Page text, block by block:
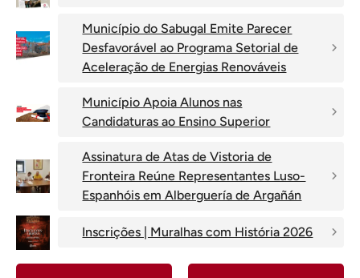
Município do Sabugal Emite Parecer
Desfavorável ao Programa Setorial de
Aceleração de Energias Renováveis
Município Apoia Alunos nas
Candidaturas ao Ensino Superior
Assinatura de Atas de Vistoria de
Fronteira Reúne Representantes Luso-
Espanhóis em Alberguería de Argañán
Inscrições | Muralhas com História 2026